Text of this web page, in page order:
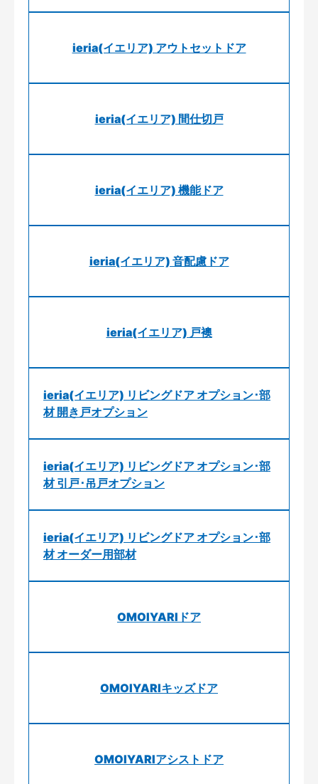
ieria(イエリア) アウトセットドア
ieria(イエリア) 間仕切戸
ieria(イエリア) 機能ドア
ieria(イエリア) 音配慮ドア
ieria(イエリア) 戸襖
ieria(イエリア) リビングドア オプション･部
材 開き戸オプション
ieria(イエリア) リビングドア オプション･部
材 引戸･吊戸オプション
ieria(イエリア) リビングドア オプション･部
材 オーダー用部材
OMOIYARIドア
OMOIYARIキッズドア
OMOIYARIアシストドア